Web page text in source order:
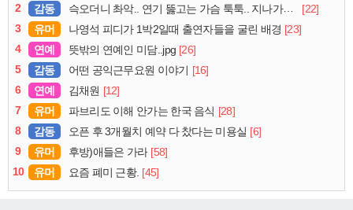
2
감동 슥오더니 촤악.. 연기 뚫고는 가슴 툭툭.. 지나가던 아재의 정체
[22]
3
유머 나영석 피디가 1박2일때 출연자들을 굴린 배경 [23]
4
연예 뜻밖의 연예인 미담..jpg [26]
5
감동 어떤 공익근무요원 이야기 [16]
6
연예 김채원 [12]
7
유머 파브리도 이해 안가는 한국 음식 [28]
8
감동 오픈 후 3개월치 예약 다 찼다는 미용실 [6]
9
유머 후방)애들은 가라 [58]
10
유머 요즘 폐미 근황. [45]